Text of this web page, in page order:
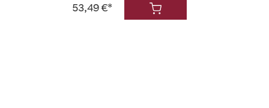
53,49 €*